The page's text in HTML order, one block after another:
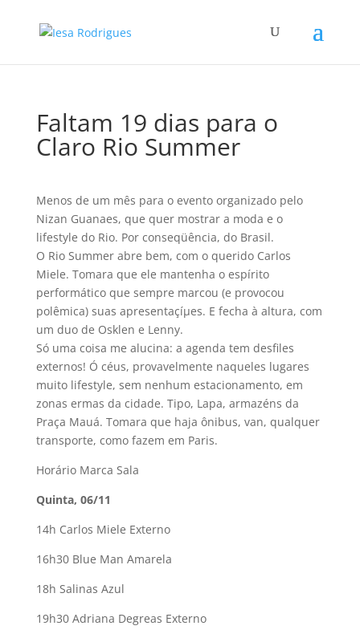
Faltam 19 dias para o
Claro Rio Summer
Menos de um mês para o evento organizado pelo
Nizan Guanaes, que quer mostrar a moda e o
lifestyle do Rio. Por conseqüência, do Brasil.
O Rio Summer abre bem, com o querido Carlos
Miele. Tomara que ele mantenha o espí­rito
performático que sempre marcou (e provocou
polêmica) suas apresentaçíµes. E fecha à altura, com
um duo de Osklen e Lenny.
Só uma coisa me alucina: a agenda tem desfiles
externos! Ó céus, provavelmente naqueles lugares
muito lifestyle, sem nenhum estacionamento, em
zonas ermas da cidade. Tipo, Lapa, armazéns da
Praça Mauá. Tomara que haja ônibus, van, qualquer
transporte, como fazem em Paris.
Horário Marca Sala
Quinta, 06/11
14h Carlos Miele Externo
16h30 Blue Man Amarela
18h Salinas Azul
19h30 Adriana Degreas Externo